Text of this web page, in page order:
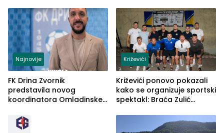
Najnovije
FK Drina Zvornik
predstavila novog
koordinatora Omladinske
Križevići
Križevići ponovo pokazali
kako se organizuje sportski
spektakl: Braća Zulić